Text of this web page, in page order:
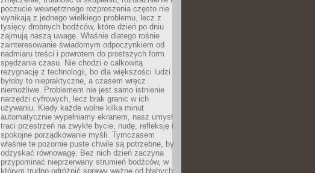
poczucie wewnętrznego rozproszenia często nie
wynikają z jednego wielkiego problemu, lecz z
tysięcy drobnych bodźców, które dzień po dniu
zajmują naszą uwagę. Właśnie dlatego rośnie
zainteresowanie świadomym odpoczynkiem od
nadmiaru treści i powrotem do prostszych form
spędzania czasu. Nie chodzi o całkowitą
rezygnację z technologii, bo dla większości ludzi
byłoby to niepraktyczne, a czasem wręcz
niemożliwe. Problemem nie jest samo istnienie
narzędzi cyfrowych, lecz brak granic w ich
używaniu. Kiedy każde wolne kilka minut
automatycznie wypełniamy ekranem, nasz umysł
traci przestrzeń na zwykłe bycie, nudę, refleksję i
spokojne porządkowanie myśli. Tymczasem
właśnie te pozornie puste chwile są potrzebne, by
odzyskać równowagę. Bez nich dzień zaczyna
przypominać nieprzerwany strumień bodźców, w
którym trudno odróżnić sprawy ważne od błahych.